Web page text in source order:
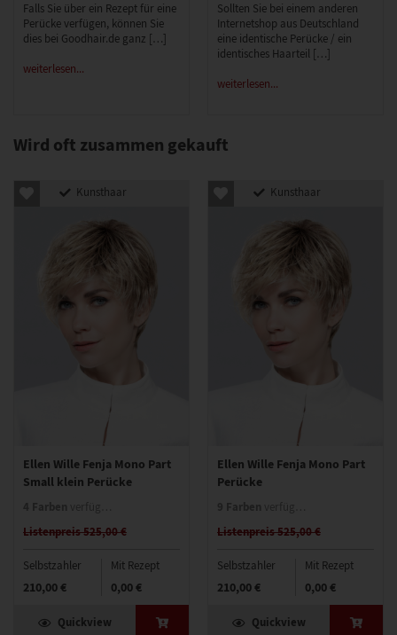
Falls Sie über ein Rezept für eine
Perücke verfügen, können Sie
dies bei Goodhair.de ganz […]
weiterlesen...
Sollten Sie bei einem anderen
Internetshop aus Deutschland
eine identische Perücke / ein
identisches Haarteil […]
weiterlesen...
Wird oft zusammen gekauft
Kunsthaar
Ellen Wille Fenja Mono Part
Small klein Perücke
Listenpreis 525,00 €
Selbstzahler
210,00 €
Mit Rezept
0,00 €
Quickview
Kunsthaar
Ellen Wille Fenja Mono Part
Perücke
Listenpreis 525,00 €
Selbstzahler
210,00 €
Mit Rezept
0,00 €
Quickview